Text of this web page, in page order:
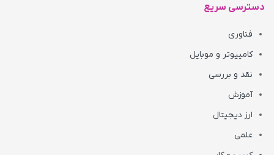
دسترسی سریع
فناوری
کامپیوتر و موبایل
نقد و بررسی
آموزش
ارز دیجیتال
علمی